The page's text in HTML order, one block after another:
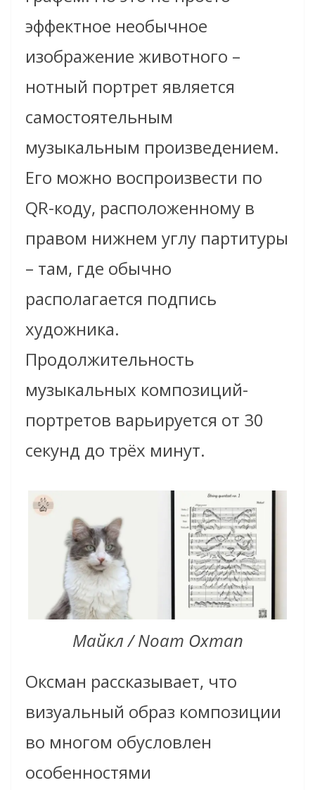
эффектное необычное
изображение животного –
нотный портрет является
самостоятельным
музыкальным произведением.
Его можно воспроизвести по
QR-коду, расположенному в
правом нижнем углу партитуры
– там, где обычно
располагается подпись
художника.
Продолжительность
музыкальных композиций-
портретов варьируется от 30
секунд до трёх минут.
Майкл / Noam Oxman
Оксман рассказывает, что
визуальный образ композиции
во многом обусловлен
особенностями